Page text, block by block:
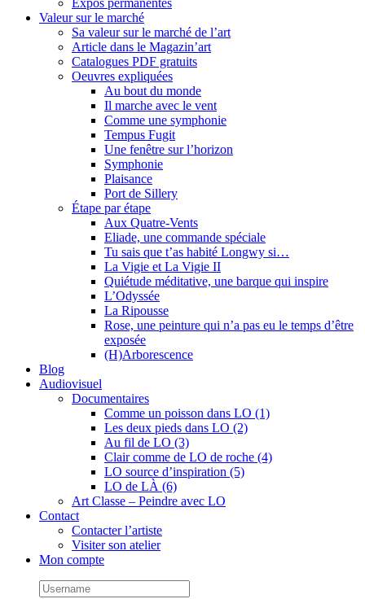
Expos permanentes
Valeur sur le marché
Sa valeur sur le marché de l’art
Article dans le Magazin’art
Catalogues PDF gratuits
Oeuvres expliquées
Au bout du monde
Il marche avec le vent
Comme une symphonie
Tempus Fugit
Une fenêtre sur l’horizon
Symphonie
Plaisance
Port de Sillery
Étape par étape
Aux Quatre-Vents
Eliade, une commande spéciale
Tu sais que t’as habité Longwy si…
La Vigie et La Vigie II
Quiétude méditative, une barque qui inspire
L’Odyssée
La Ripousse
Rose, une peinture qui n’a pas eu le temps d’être
exposée
(H)Arborescence
Blog
Audiovisuel
Documentaires
Comme un poisson dans LO (1)
Les deux pieds dans LO (2)
Au fil de LO (3)
Clair comme de LO de roche (4)
LO source d’inspiration (5)
LO de LÀ (6)
Art Classe – Peindre avec LO
Contact
Contacter l’artiste
Visiter son atelier
Mon compte